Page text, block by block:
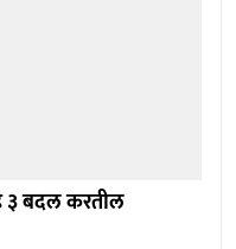
३ बदल करतील